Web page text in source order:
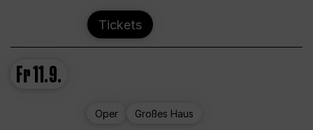
Tickets
Fr11.9.
Oper Großes Haus